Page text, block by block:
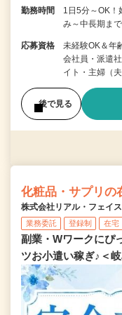
勤務時間
1日5分～OK
み～中長期ま
応募資格
未経験OK＆年
会社員・派遣
イト・主婦（
後で見る
化粧品・サプリの
株式会社リアル・フェイス
業務委託 登録制 在宅
副業・Wワークにぴ
ツお小遣い稼ぎ♪＜